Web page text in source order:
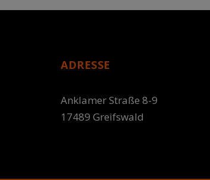
ADRESSE
Anklamer Straße 8-9
17489 Greifswald